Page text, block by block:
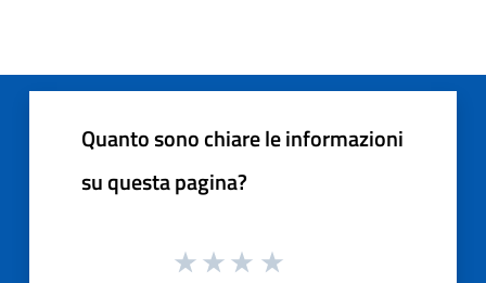
Quanto sono chiare le informazioni
su questa pagina?